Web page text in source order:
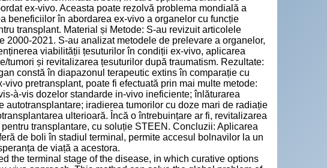
ex-vivo. Aceasta poate rezolvă problema mondială a
beneficiilor în abordarea ex-vivo a organelor cu funcție
transplant. Material și Metode: S-au revizuit articolele
2021. S-au analizat metodele de prelevare a organelor,
viabilității țesuturilor în condiții ex-vivo, aplicarea
tumori și revitalizarea țesuturilor după traumatism. Rezultate:
constă în diapazonul terapeutic extins în comparație cu
pretransplant, poate fi efectuată prin mai multe metode:
à-vis dozelor standarde in-vivo ineficiente; înlăturarea
iradierea tumorilor cu doze mari de radiație
ulterioară. Încă o întrebuințare ar fi, revitalizarea
transplantare, cu soluție STEEN. Concluzii: Aplicarea
de boli în stadiul terminal, permite accesul bolnavilor la un
de viață a acestora.
the terminal stage of the disease, in which curative options